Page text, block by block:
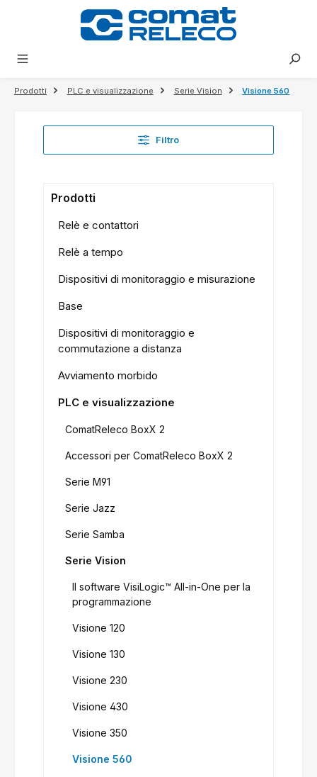
Prodotti PLC e visualizzazione Serie Vision Visione 560
Filtro
Prodotti
Relè e contattori
Relè a tempo
Dispositivi di monitoraggio e misurazione
Base
Dispositivi di monitoraggio e
commutazione a distanza
Avviamento morbido
PLC e visualizzazione
ComatReleco BoxX 2
Accessori per ComatReleco BoxX 2
Serie M91
Serie Jazz
Serie Samba
Serie Vision
Il software VisiLogic™ All-in-One per la
programmazione
Visione 120
Visione 130
Visione 230
Visione 430
Visione 350
Visione 560